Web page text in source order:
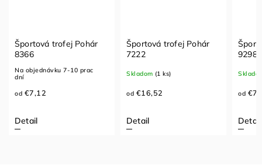
Športová trofej Pohár
8366
Na objednávku 7-10 prac
dní
od €7,12
Detail
Športová trofej Pohár
7222
Skladom (1 ks)
od €16,52
Detail
9298
od
Detail